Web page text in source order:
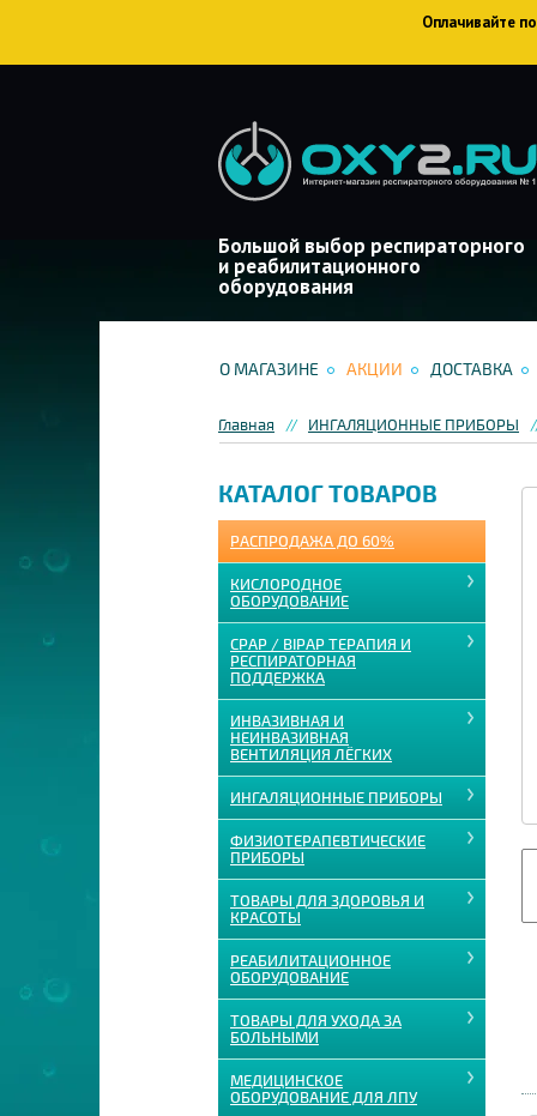
Оплачивайте
Большой выбор респираторного
и реабилитационного
оборудования
О МАГАЗИНЕ АКЦИИ ДОСТАВКА
Главная ИНГАЛЯЦИОННЫЕ ПРИБОРЫ
КАТАЛОГ ТОВАРОВ
РАСПРОДАЖА ДО 60%
КИСЛОРОДНОЕ
ОБОРУДОВАНИЕ
CPAP / BIPAP ТЕРАПИЯ И
РЕСПИРАТОРНАЯ
ПОДДЕРЖКА
ИНВАЗИВНАЯ И
НЕИНВАЗИВНАЯ
ВЕНТИЛЯЦИЯ ЛЁГКИХ
ИНГАЛЯЦИОННЫЕ ПРИБОРЫ
ФИЗИОТЕРАПЕВТИЧЕСКИЕ
ПРИБОРЫ
ТОВАРЫ ДЛЯ ЗДОРОВЬЯ И
КРАСОТЫ
РЕАБИЛИТАЦИОННОЕ
ОБОРУДОВАНИЕ
ТОВАРЫ ДЛЯ УХОДА ЗА
БОЛЬНЫМИ
МЕДИЦИНСКОЕ
ОБОРУДОВАНИЕ ДЛЯ ЛПУ